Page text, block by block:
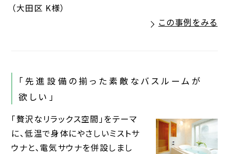
（大田区 K様）
この事例をみる
「先進設備の揃った素敵なバスルームが
欲しい」
「贅沢なリラックス空間」をテーマ
に、低温で身体にやさしいミストサ
ウナと、電気サウナを併設しまし